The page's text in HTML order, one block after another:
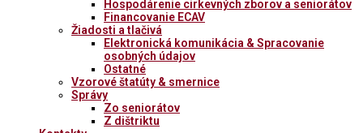
Hospodárenie cirkevných zborov a seniorátov
Financovanie ECAV
Žiadosti a tlačivá
Elektronická komunikácia & Spracovanie
osobných údajov
Ostatné
Vzorové štatúty & smernice
Správy
Zo seniorátov
Z dištriktu